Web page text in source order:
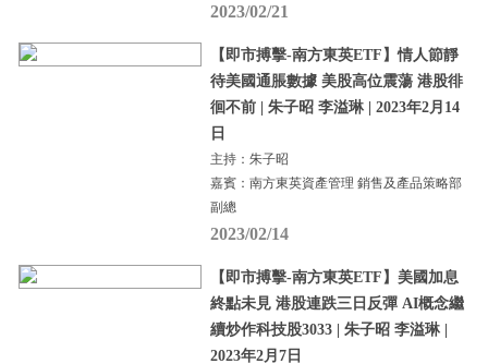
2023/02/21
【即市搏擊-南方東英ETF】情人節靜
待美國通脹數據 美股高位震蕩 港股徘
徊不前 | 朱子昭 李溢琳 | 2023年2月14
日
主持：朱子昭
嘉賓：南方東英資產管理 銷售及產品策略部
副總
2023/02/14
【即市搏擊-南方東英ETF】美國加息
終點未見 港股連跌三日反彈 AI概念繼
續炒作科技股3033 | 朱子昭 李溢琳 |
2023年2月7日